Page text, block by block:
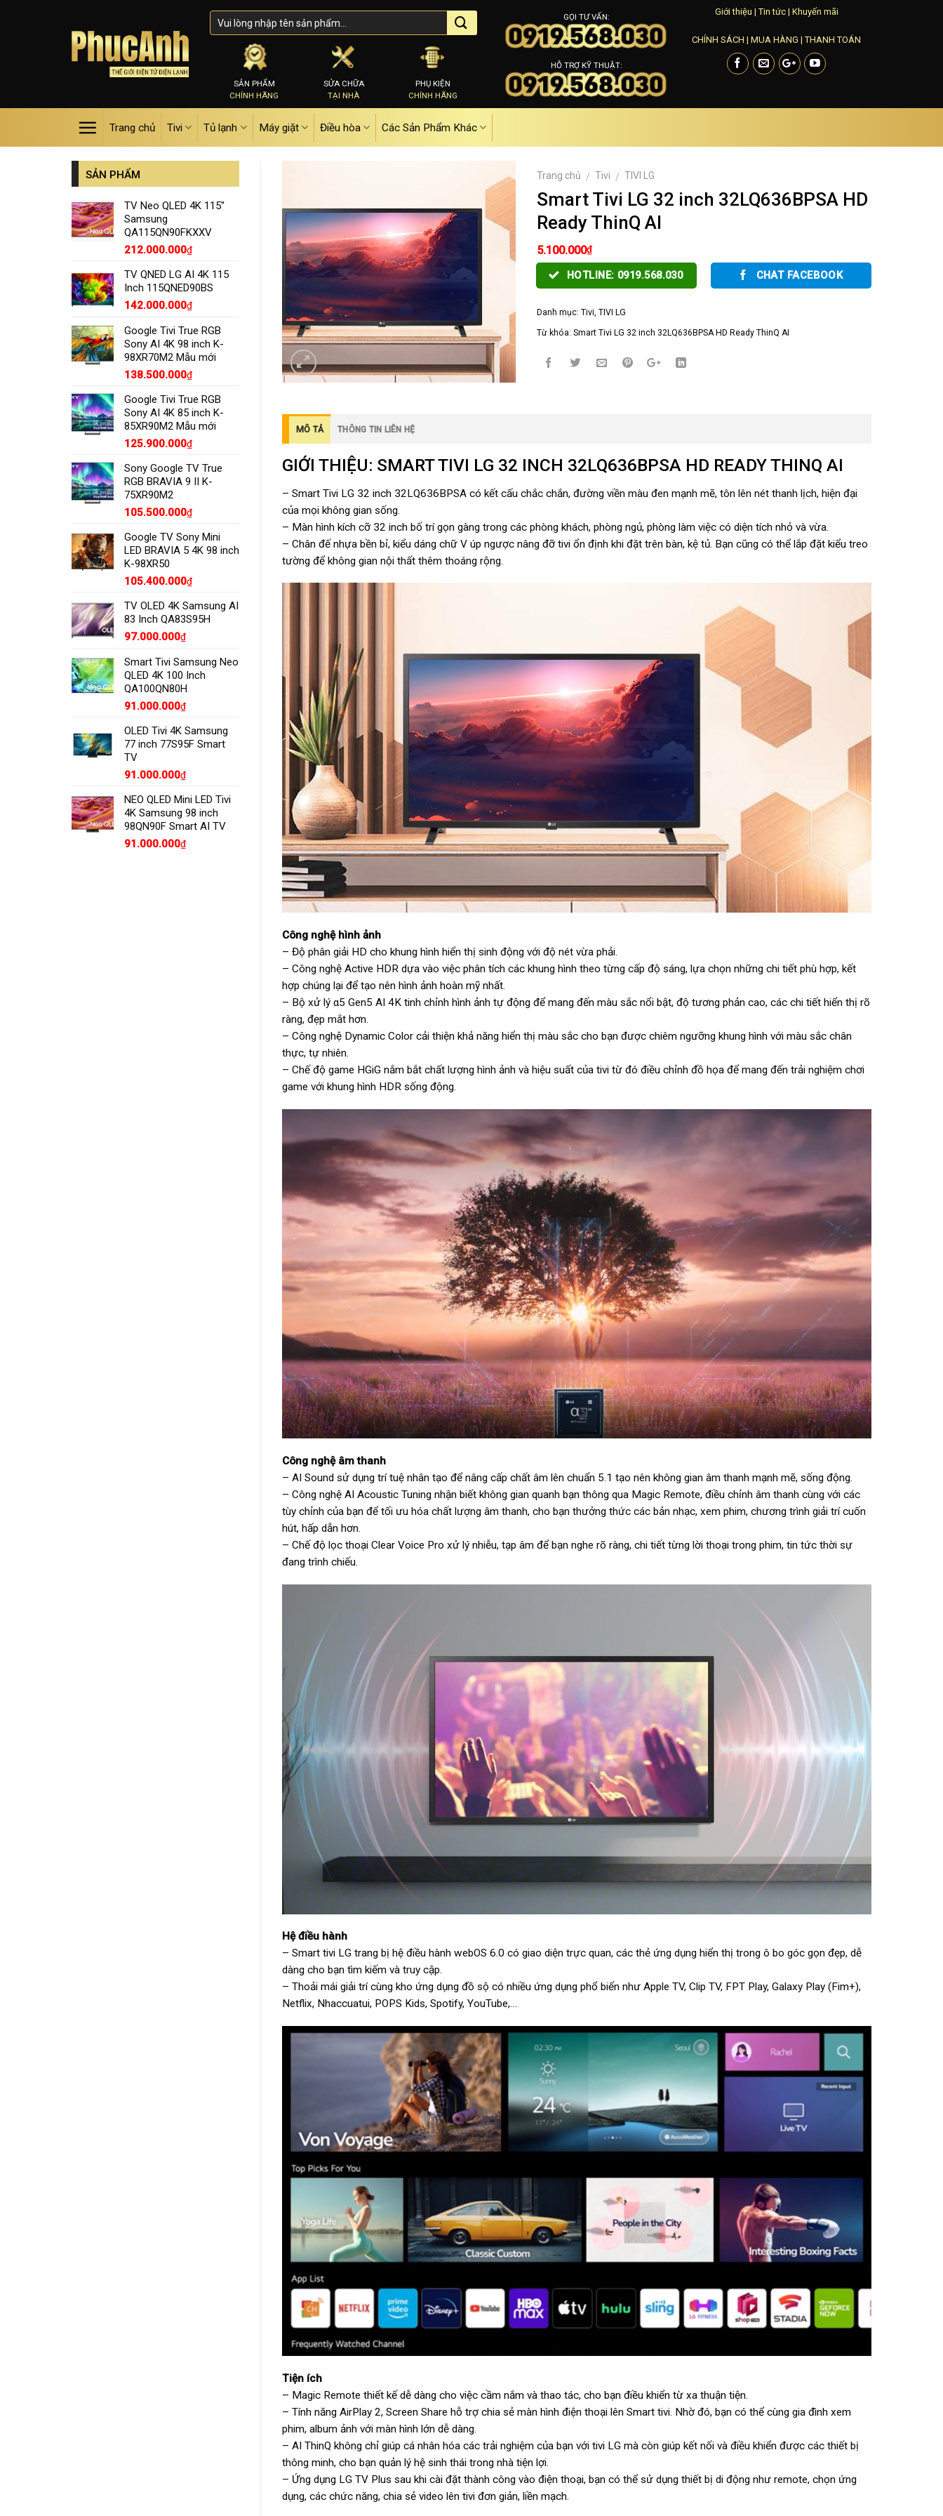
SẢN PHẨM
CHÍNH HÃNG
SỬA CHỮA
TẠI NHÀ
PHỤ KIỆN
CHÍNH HÃNG
GỌI TƯ VẤN:
HỖ TRỢ KỸ THUẬT:
Giới thiệu |Tin tức| Khuyến mãi
CHÍNH SÁCH |MUA HÀNG |THANH TOÁN
Trang chủ Tivi Tủ lạnh Máy giặt Điều hòa Các Sản Phẩm Khác
Trang chủ / Tivi / TIVI LG
Smart Tivi LG 32 inch 32LQ636BPSA HD
Ready ThinQ AI
5.100.000₫
HOTLINE: 0919.568.030 CHAT FACEBOOK
Danh mục: Tivi, TIVI LG
Từ khóa: Smart Tivi LG 32 inch 32LQ636BPSA HD Ready ThinQ AI
MÔ TẢ THÔNG TIN LIÊN HỆ
GIỚI THIỆU: SMART TIVI LG 32 INCH 32LQ636BPSA HD READY THINQ AI
– Smart Tivi LG 32 inch 32LQ636BPSA có kết cấu chắc chắn, đường viền màu đen mạnh mẽ, tôn lên nét thanh lịch, hiện đại
của mọi không gian sống.
– Màn hình kích cỡ 32 inch bố trí gọn gàng trong các phòng khách, phòng ngủ, phòng làm việc có diện tích nhỏ và vừa.
– Chân đế nhựa bền bỉ, kiểu dáng chữ V úp ngược nâng đỡ tivi ổn định khi đặt trên bàn, kệ tủ. Bạn cũng có thể lắp đặt kiểu treo
tường để không gian nội thất thêm thoáng rộng.
Công nghệ hình ảnh
– Độ phân giải HD cho khung hình hiển thị sinh động với độ nét vừa phải.
– Công nghệ Active HDR dựa vào việc phân tích các khung hình theo từng cấp độ sáng, lựa chọn những chi tiết phù hợp, kết
hợp chúng lại để tạo nên hình ảnh hoàn mỹ nhất.
– Bộ xử lý α5 Gen5 AI 4K tinh chỉnh hình ảnh tự động để mang đến màu sắc nổi bật, độ tương phản cao, các chi tiết hiển thị rõ
ràng, đẹp mắt hơn.
– Công nghệ Dynamic Color cải thiện khả năng hiển thị màu sắc cho bạn được chiêm ngưỡng khung hình với màu sắc chân
thực, tự nhiên.
– Chế độ game HGiG nắm bắt chất lượng hình ảnh và hiệu suất của tivi từ đó điều chỉnh đồ họa để mang đến trải nghiệm chơi
game với khung hình HDR sống động.
Công nghệ âm thanh
– AI Sound sử dụng trí tuệ nhân tạo để nâng cấp chất âm lên chuẩn 5.1 tạo nên không gian âm thanh mạnh mẽ, sống động.
– Công nghệ AI Acoustic Tuning nhận biết không gian quanh bạn thông qua Magic Remote, điều chỉnh âm thanh cùng với các
tùy chỉnh của bạn để tối ưu hóa chất lượng âm thanh, cho bạn thưởng thức các bản nhạc, xem phim, chương trình giải trí cuốn
hút, hấp dẫn hơn.
– Chế độ lọc thoại Clear Voice Pro xử lý nhiễu, tạp âm để bạn nghe rõ ràng, chi tiết từng lời thoại trong phim, tin tức thời sự
đang trình chiếu.
Hệ điều hành
– Smart tivi LG trang bị hệ điều hành webOS 6.0 có giao diện trực quan, các thẻ ứng dụng hiển thị trong ô bo góc gọn đẹp, dễ
dàng cho bạn tìm kiếm và truy cập.
– Thoải mái giải trí cùng kho ứng dụng đồ sộ có nhiều ứng dụng phổ biến như Apple TV, Clip TV, FPT Play, Galaxy Play (Fim+),
Netflix, Nhaccuatui, POPS Kids, Spotify, YouTube,…
Tiện ích
– Magic Remote thiết kế dễ dàng cho việc cầm nắm và thao tác, cho bạn điều khiển từ xa thuận tiện.
– Tính năng AirPlay 2, Screen Share hỗ trợ chia sẻ màn hình điện thoại lên Smart tivi. Nhờ đó, bạn có thể cùng gia đình xem
phim, album ảnh với màn hình lớn dễ dàng.
– AI ThinQ không chỉ giúp cá nhân hóa các trải nghiệm của bạn với tivi LG mà còn giúp kết nối và điều khiển được các thiết bị
thông minh, cho bạn quản lý hệ sinh thái trong nhà tiện lợi.
– Ứng dụng LG TV Plus sau khi cài đặt thành công vào điện thoại, bạn có thể sử dụng thiết bị di động như remote, chọn ứng
dụng, các chức năng, chia sẻ video lên tivi đơn giản, liền mạch.
SẢN PHẨM
TV Neo QLED 4K 115''
Samsung
QA115QN90FKXXV
212.000.000₫
TV QNED LG AI 4K 115
Inch 115QNED90BS
142.000.000₫
Google Tivi True RGB
Sony AI 4K 98 inch K-
98XR70M2 Mẫu mới
138.500.000₫
Google Tivi True RGB
Sony AI 4K 85 inch K-
85XR90M2 Mẫu mới
125.900.000₫
Sony Google TV True
RGB BRAVIA 9 II K-
75XR90M2
105.500.000₫
Google TV Sony Mini
LED BRAVIA 5 4K 98 inch
K-98XR50
105.400.000₫
TV OLED 4K Samsung AI
83 Inch QA83S95H
97.000.000₫
Smart Tivi Samsung Neo
QLED 4K 100 Inch
QA100QN80H
91.000.000₫
OLED Tivi 4K Samsung
77 inch 77S95F Smart
TV
91.000.000₫
NEO QLED Mini LED Tivi
4K Samsung 98 inch
98QN90F Smart AI TV
91.000.000₫